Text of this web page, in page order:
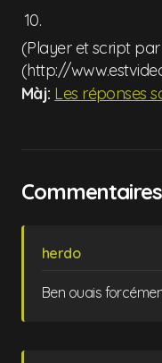
10.
(Player et script
(http://
Màj: Les réponses
herdo
Ben ouais